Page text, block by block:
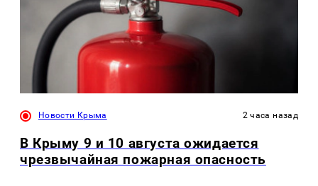
Новости Крыма 2 часа назад
В Крыму 9 и 10 августа ожидается
чрезвычайная пожарная опасность